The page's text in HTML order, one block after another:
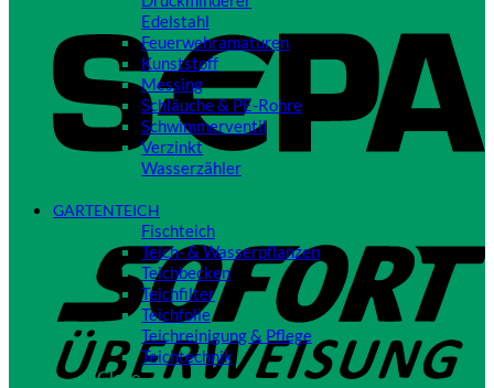
Edelstahl
Feuerwehramaturen
Kunststoff
Messing
Schläuche & PE-Rohre
Schwimmerventil
Verzinkt
Wasserzähler
GARTENTEICH
Fischteich
Teich- & Wasserpflanzen
Teichbecken
Teichfilter
Teichfolie
Teichreinigung & Pflege
Teichtechnik
Close